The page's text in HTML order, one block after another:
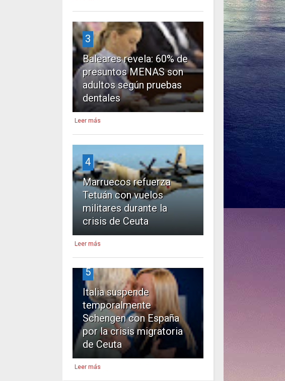
3
Baleares revela: 60% de
presuntos MENAS son
adultos según pruebas
dentales
Leer más
4
Marruecos refuerza
Tetuán con vuelos
militares durante la
crisis de Ceuta
Leer más
5
Italia suspende
temporalmente
Schengen con España
por la crisis migratoria
de Ceuta
Leer más